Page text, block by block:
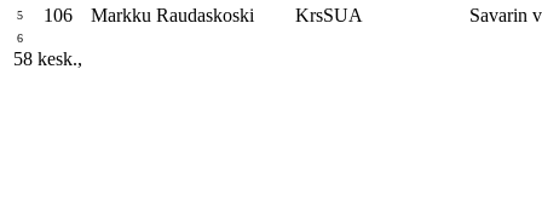
5 106 Markku Raudaskoski KrsSUA Savarin
6
58 kesk.,